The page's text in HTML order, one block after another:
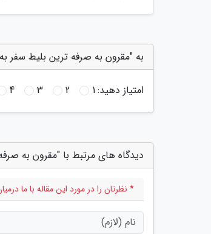
به "مقرون به صرفه ترین بلیط سفر
امتیاز دهید:1
2
3
4
دیدگاه های مرتبط با "مقرون به
* نظرتان را در مورد این مقاله با ما